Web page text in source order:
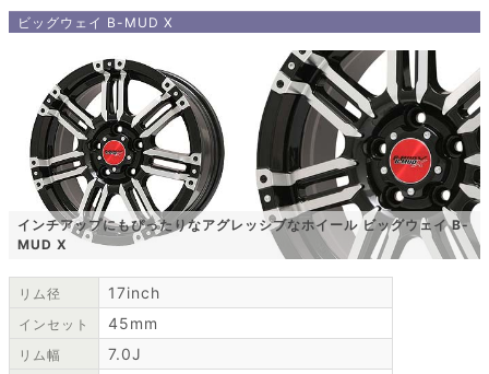
ビッグウェイ B-MUD X
インチアップにもぴったりなアグレッシブなホイール ビッグウェイ B-
MUD X
リム径 17inch
インセット 45mm
リム幅 7.0J